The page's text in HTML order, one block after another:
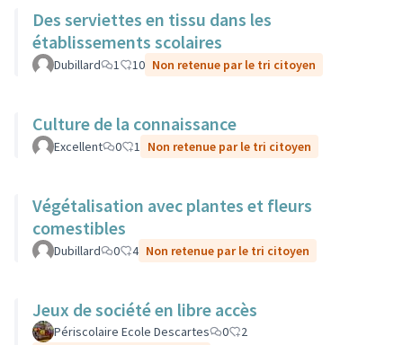
Des serviettes en tissu dans les
établissements scolaires
Dubillard 1 10 Non retenue par le tri citoyen
Culture de la connaissance
Excellent 0 1 Non retenue par le tri citoyen
Végétalisation avec plantes et fleurs
comestibles
Dubillard 0 4 Non retenue par le tri citoyen
Jeux de société en libre accès
Périscolaire Ecole Descartes 0
2